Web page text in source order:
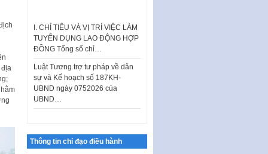
ĐỒNG Tổng số chỉ…
Luật Tương trợ tư pháp về dân
sự và Kế hoạch số 187KH-
UBND ngày 0752026 của
UBND…
Ban hành Danh mục vị trí khai
thác quảng cáo trên địa bàn
Kế hoạch Tổ chức Cuộc thi
chính luận về bảo vệ nền tảng tư
Thông tin chỉ đạo điều hành